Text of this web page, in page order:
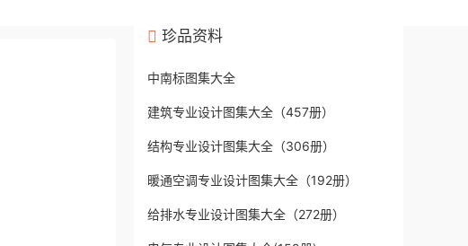
珍品资料
中南标图集大全
建筑专业设计图集大全（457册）
结构专业设计图集大全（306册）
暖通空调专业设计图集大全（192册）
给排水专业设计图集大全（272册）